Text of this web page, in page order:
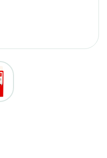
larger image